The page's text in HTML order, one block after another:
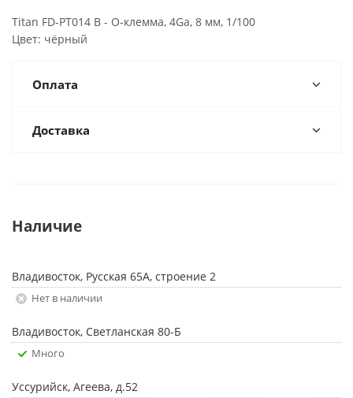
Titan FD-PT014 B - О-клемма, 4Ga, 8 мм, 1/100
Цвет: чёрный
Оплата
Доставка
Наличие
Владивосток, Русская 65А, строение 2
Нет в наличии
Владивосток, Светланская 80-Б
Много
Уссурийск, Агеева, д.52